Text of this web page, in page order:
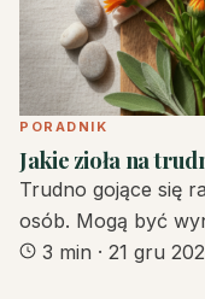
PORADNIK
Jakie zioła na
Trudno gojące się
osób. Mogą być
3 min · 21 gru